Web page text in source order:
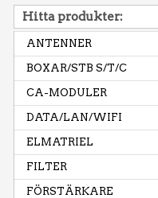
Hitta produkter:
ANTENNER
BOXAR/STB S/T/C
CA-MODULER
DATA/LAN/WIFI
ELMATRIEL
FILTER
FÖRSTÄRKARE